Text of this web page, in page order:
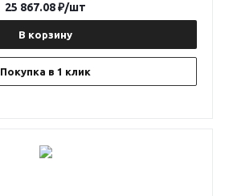
В корзину
Покупка в 1 клик
25 867.08₽/шт